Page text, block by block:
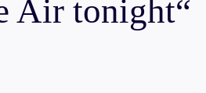
Air tonight“